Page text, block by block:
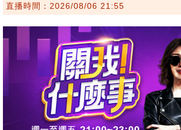
直播時間：2026/08/06 21:55